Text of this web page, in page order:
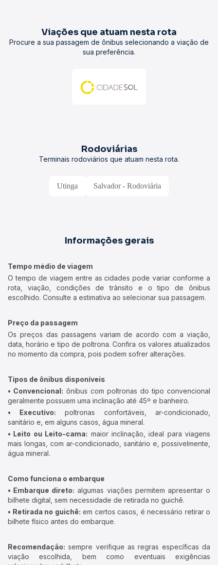
Viações que atuam nesta rota
Procure a sua passagem de ônibus selecionando a viação de
sua preferência.
Rodoviárias
Terminais rodoviários que atuam nesta rota.
Utinga Salvador - Rodoviária
Informações gerais
Tempo médio de viagem
O tempo de viagem entre as cidades pode variar conforme a
rota, viação, condições de trânsito e o tipo de ônibus
escolhido. Consulte a estimativa ao selecionar sua passagem.
Preço da passagem
Os preços das passagens variam de acordo com a viação,
data, horário e tipo de poltrona. Confira os valores atualizados
no momento da compra, pois podem sofrer alterações.
Tipos de ônibus disponíveis
• Convencional: ônibus com poltronas do tipo convencional
geralmente possuem uma inclinação até 45º e banheiro.
• Executivo: poltronas confortáveis, ar-condicionado,
sanitário e, em alguns casos, água mineral.
• Leito ou Leito-cama: maior inclinação, ideal para viagens
mais longas, com ar-condicionado, sanitário e, possivelmente,
água mineral.
Como funciona o embarque
• Embarque direto: algumas viações permitem apresentar o
bilhete digital, sem necessidade de retirada no guichê.
• Retirada no guichê: em certos casos, é necessário retirar o
bilhete físico antes do embarque.
Recomendação: sempre verifique as regras específicas da
viação escolhida, bem como eventuais exigências